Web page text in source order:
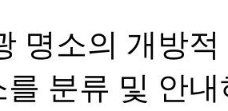
명소의 개방
를 분류 및 안